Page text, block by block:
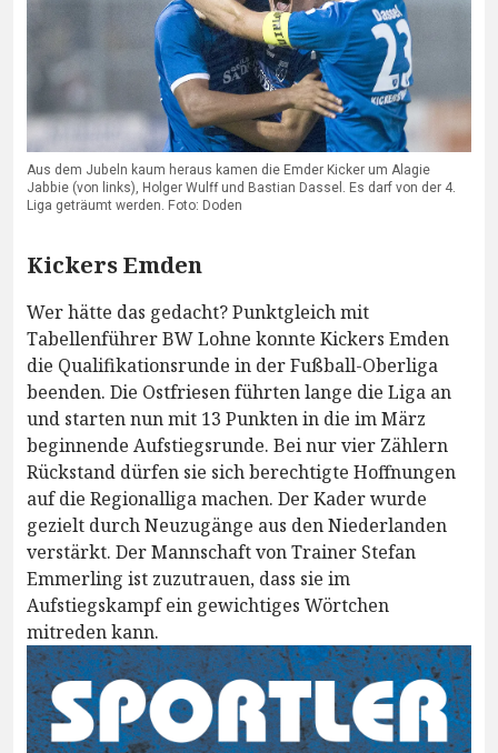
Aus dem Jubeln kaum heraus kamen die Emder Kicker um Alagie
Jabbie (von links), Holger Wulff und Bastian Dassel. Es darf von der 4.
Liga geträumt werden. Foto: Doden
Kickers Emden
Wer hätte das gedacht? Punktgleich mit
Tabellenführer BW Lohne konnte Kickers Emden
die Qualifikationsrunde in der Fußball-Oberliga
beenden. Die Ostfriesen führten lange die Liga an
und starten nun mit 13 Punkten in die im März
beginnende Aufstiegsrunde. Bei nur vier Zählern
Rückstand dürfen sie sich berechtigte Hoffnungen
auf die Regionalliga machen. Der Kader wurde
gezielt durch Neuzugänge aus den Niederlanden
verstärkt. Der Mannschaft von Trainer Stefan
Emmerling ist zuzutrauen, dass sie im
Aufstiegskampf ein gewichtiges Wörtchen
mitreden kann.